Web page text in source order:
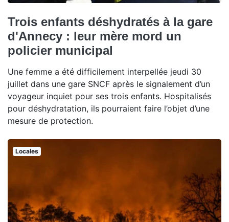
Trois enfants déshydratés à la gare
d'Annecy : leur mère mord un
policier municipal
Une femme a été difficilement interpellée jeudi 30
juillet dans une gare SNCF après le signalement d’un
voyageur inquiet pour ses trois enfants. Hospitalisés
pour déshydratation, ils pourraient faire l’objet d’une
mesure de protection.
Locales